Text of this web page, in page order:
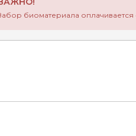
биоматериала оплачивается